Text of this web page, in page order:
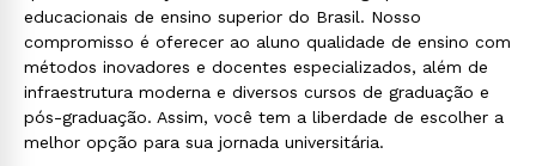
educacionais de ensino superior do Brasil. Nosso
compromisso é oferecer ao aluno qualidade de ensino com
métodos inovadores e docentes especializados, além de
infraestrutura moderna e diversos cursos de graduação e
pós-graduação. Assim, você tem a liberdade de escolher a
melhor opção para sua jornada universitária.
ou